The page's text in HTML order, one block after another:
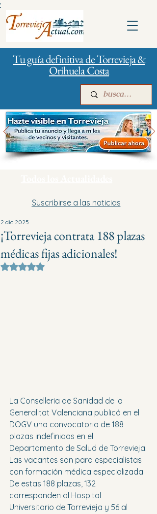
Tu guía definitiva de Torrevieja &
Orihuela Costa
Inicio Publicidad
Suscribirse a las noticias
¡Torrevieja contrata 188 plazas
médicas fijas adicionales!
2 dic 2025
Obtuvo NaN de 5 estrellas.
La Conselleria de Sanidad de la
Generalitat Valenciana publicó en el
DOGV una convocatoria de 188
plazas indefinidas en el
Departamento de Salud de Torrevieja.
Las vacantes son para especialistas
con formación médica especializada.
De estas 188 plazas, 132
corresponden al Hospital
Universitario de Torrevieja y 56 al